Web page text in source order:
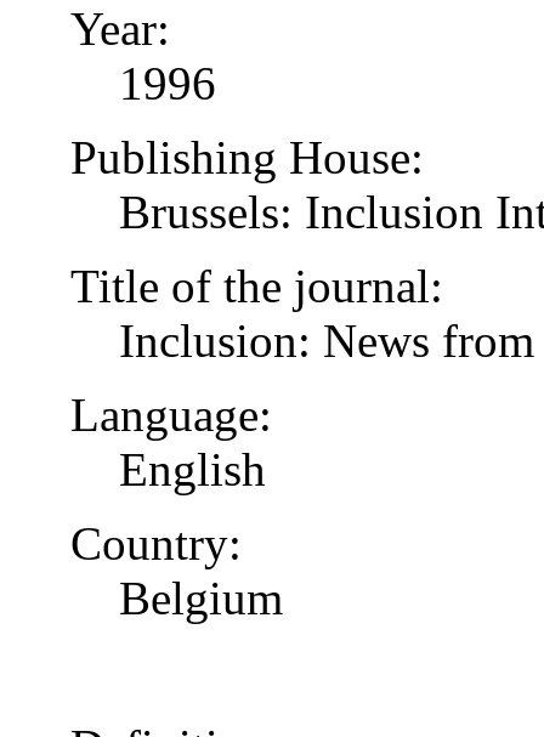
Year:
1996
Publishing House:
Brussels: Inclusion
Title of the journal:
Inclusion: News
Language:
English
Country:
Belgium